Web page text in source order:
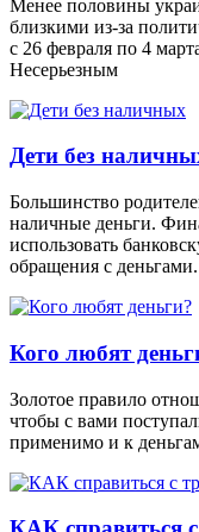
Менее половины
близкими из-за
с 26 февраля по 4
Несерьезным
Дети без
Большинство
наличные деньги.
использовать
обращения с
Кого любят
Золотое правило
чтобы с вами
применимо и к